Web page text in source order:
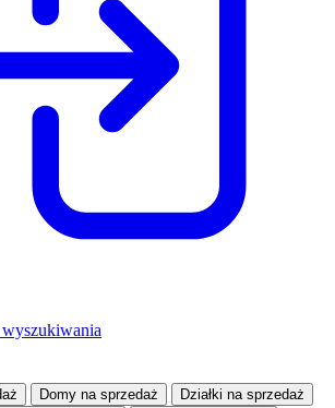
Domy na sprzedaż Działki na sprzedaż